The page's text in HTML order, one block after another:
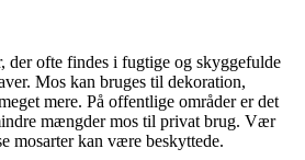
der ofte findes i fugtige og skyggefulde
Mos kan bruges til dekoration,
mere. På offentlige områder er det
mængder mos til privat brug. Vær
mosarter kan være beskyttede.